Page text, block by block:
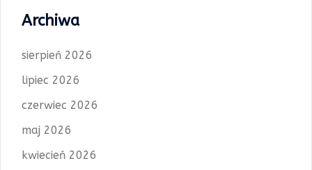
Archiwa
sierpień 2026
lipiec 2026
czerwiec 2026
maj 2026
kwiecień 2026